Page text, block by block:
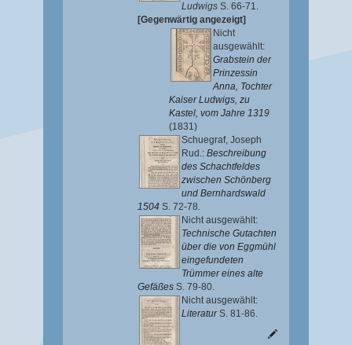
Ludwigs S. 66-71.
[Gegenwärtig angezeigt]
Nicht
ausgewählt:
Grabstein der
Prinzessin
Anna, Tochter
Kaiser Ludwigs, zu
Kastel, vom Jahre 1319
(1831)
Schuegraf, Joseph
Rud.: Beschreibung
des Schachtfeldes
zwischen Schönberg
und Bernhardswald
1504 S. 72-78.
Nicht ausgewählt:
Technische Gutachten
über die von Eggmühl
eingefundeten
Trümmer eines alte
Gefäßes S. 79-80.
Nicht ausgewählt:
LiteraturS. 81-86.